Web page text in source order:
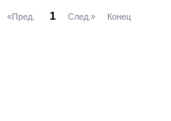
«Пред. 1 След.» Конец